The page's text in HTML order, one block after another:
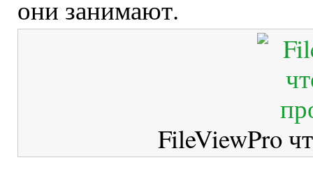
они занимают.
FileViewPro